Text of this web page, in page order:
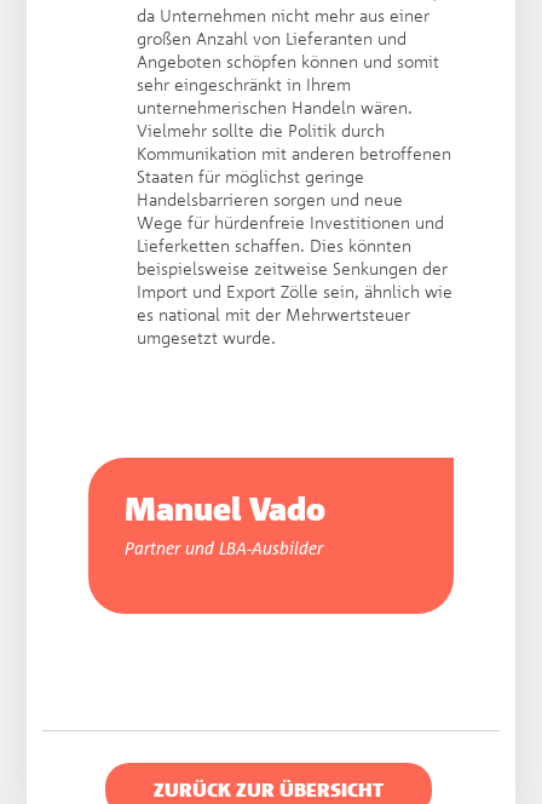
da Unternehmen nicht mehr aus einer
großen Anzahl von Lieferanten und
Angeboten schöpfen können und somit
sehr eingeschränkt in Ihrem
unternehmerischen Handeln wären.
Vielmehr sollte die Politik durch
Kommunikation mit anderen betroffenen
Staaten für möglichst geringe
Handelsbarrieren sorgen und neue
Wege für hürdenfreie Investitionen und
Lieferketten schaffen. Dies könnten
beispielsweise zeitweise Senkungen der
Import und Export Zölle sein, ähnlich wie
es national mit der Mehrwertsteuer
umgesetzt wurde.
Manuel Vado
Partner und LBA-Ausbilder
ZURÜCK ZUR ÜBERSICHT